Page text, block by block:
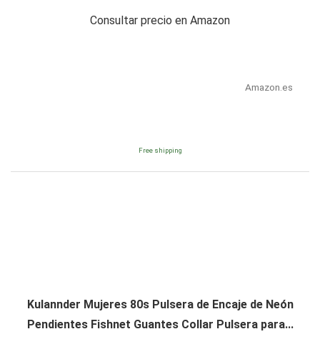
Consultar precio en Amazon
Amazon.es
Free shipping
Kulannder Mujeres 80s Pulsera de Encaje de Neón
Pendientes Fishnet Guantes Collar Pulsera para...